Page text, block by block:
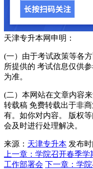
天津专升本网申明：
(一）由于考试政策等各
所提供的 考试信息仅供
为准。
(二）本网站在文章内容
转载稿 免费转载出于非
有。如你对内容。 版权
会及时进行处理解决。
来源： 天津专升本 发布时
上一章： 学院召开春季学
工作部署会 下一章： 学